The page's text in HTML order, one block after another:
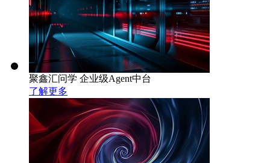
聚鑫汇问学 企业级Agent中台
了解更多